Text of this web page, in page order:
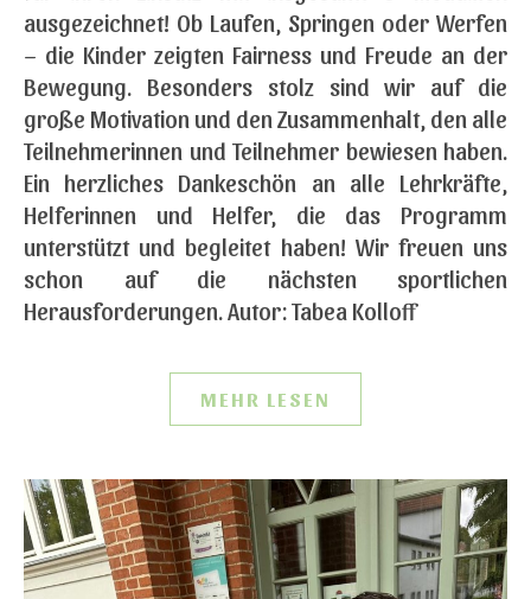
ausgezeichnet! Ob Laufen, Springen oder Werfen
– die Kinder zeigten Fairness und Freude an der
Bewegung. Besonders stolz sind wir auf die
große Motivation und den Zusammenhalt, den alle
Teilnehmerinnen und Teilnehmer bewiesen haben.
Ein herzliches Dankeschön an alle Lehrkräfte,
Helferinnen und Helfer, die das Programm
unterstützt und begleitet haben! Wir freuen uns
schon auf die nächsten sportlichen
Herausforderungen. Autor: Tabea Kolloff
MEHR LESEN